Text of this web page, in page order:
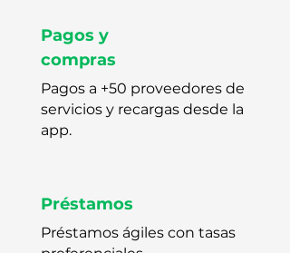
Pagos y
compras
Pagos a +50 proveedores de
servicios y recargas desde la
app.
Préstamos
Préstamos ágiles con tasas